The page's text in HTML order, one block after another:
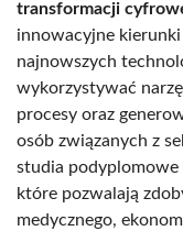
transformacji
innowacyjne
najnowszych
wykorzystywać
procesy oraz
osób związanych z
studia podyplomowe
które pozwalają
medycznego,